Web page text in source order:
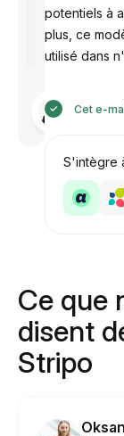
Conçu par
Anastasiia
potentiels à
plus, ce
utilisé dans
Cet e-
S'intègre
Ce que
disent
Stripo